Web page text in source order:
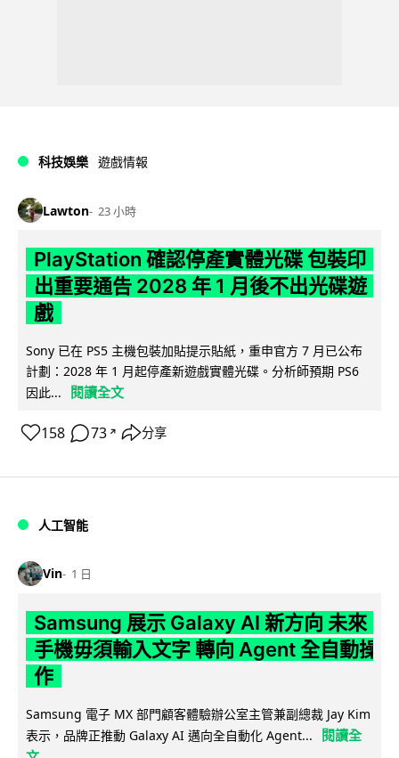
科技娛樂 遊戲情報
Lawton 23 小時
PlayStation 確認停產實體光碟 包裝印
出重要通告 2028 年 1 月後不出光碟遊
戲
Sony 已在 PS5 主機包裝加貼提示貼紙，重申官方 7 月已公布
計劃：2028 年 1 月起停產新遊戲實體光碟。分析師預期 PS6
因此...
閱讀全文
158 73 ↗ 分享
人工智能
Vin 1 日
Samsung 展示 Galaxy AI 新方向 未來
手機毋須輸入文字 轉向 Agent 全自動操
作
Samsung 電子 MX 部門顧客體驗辦公室主管兼副總裁 Jay Kim
表示，品牌正推動 Galaxy AI 邁向全自動化 Agent...
閱讀全